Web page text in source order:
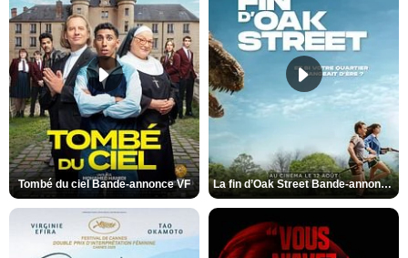
Tombé du ciel Bande-annonce VF La fin d’Oak Street Bande-annonce VO STFR